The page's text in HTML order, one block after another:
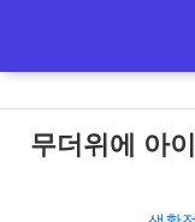
무더위에 아